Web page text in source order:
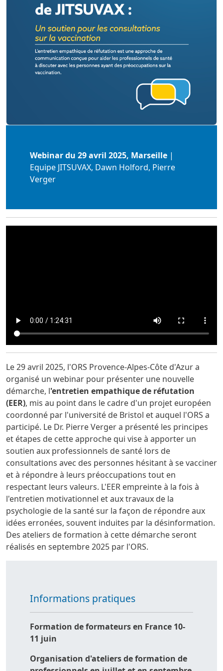
Webinar du 29 avril 2025, Marseille |
Equipe JITSUVAX, Dawn Holford, Pierre
Verger
Le 29 avril 2025, l'ORS Provence-Alpes-Côte d'Azur a
organisé un webinar pour présenter une nouvelle
démarche, l'entretien empathique de réfutation
(EER), mis au point dans le cadre d'un projet européen
coordonné par l'université de Bristol et auquel l'ORS a
participé. Le Dr. Pierre Verger a présenté les principes
et étapes de cette approche qui vise à apporter un
soutien aux professionnels de santé lors de
consultations avec des personnes hésitant à se vacciner
et à répondre à leurs préoccupations tout en
respectant leurs valeurs. L'EER empreinte à la fois à
l'entretien motivationnel et aux travaux de la
psychologie de la santé sur la façon de répondre aux
idées erronées, souvent induites par la désinformation.
Des ateliers de formation à cette démarche seront
réalisés en septembre 2025 par l'ORS.
Informations pratiques
Formation de formateurs en France 10-
11 juin
Organisation d'ateliers de formation de